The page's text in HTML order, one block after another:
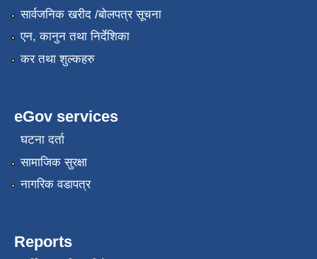
सार्वजनिक खरीद /बोलपत्र सूचना
एन, कानुन तथा निर्देशिका
कर तथा शुल्कहरु
eGov services
घटना दर्ता
सामाजिक सुरक्षा
नागरिक वडापत्र
Reports